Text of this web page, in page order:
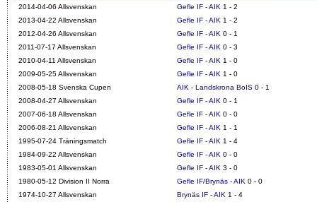
2014-04-06 Allsvenskan Gefle IF - AIK 1 - 2
2013-04-22 Allsvenskan
Gefle IF - AIK 1 - 2
2012-04-26 Allsvenskan
Gefle IF - AIK 0 - 1
2011-07-17 Allsvenskan
Gefle IF - AIK 0 - 3
2010-04-11 Allsvenskan
Gefle IF - AIK 1 - 0
2009-05-25 Allsvenskan
Gefle IF - AIK 1 - 0
2008-05-18 Svenska Cupen
AIK - Landskrona BoIS 0 - 1
2008-04-27 Allsvenskan
Gefle IF - AIK 0 - 1
2007-06-18 Allsvenskan
Gefle IF - AIK 0 - 0
2006-08-21 Allsvenskan
Gefle IF - AIK 1 - 1
1995-07-24 Träningsmatch
Gefle IF - AIK 1 - 4
1984-09-22 Allsvenskan
Gefle IF - AIK 0 - 0
1983-05-01 Allsvenskan
Gefle IF - AIK 3 - 0
1980-05-12 Division II Norra
Gefle IF/Brynäs - AIK 0 - 0
1974-10-27 Allsvenskan
Brynäs IF - AIK 1 - 4